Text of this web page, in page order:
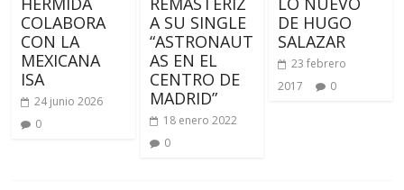
COLABORA
CON LA
MEXICANA
ISA
24 junio 2026
0
A SU SINGLE
“ASTRONAUT
AS EN EL
CENTRO DE
MADRID”
18 enero 2022
0
DE HUGO
SALAZAR
23 febrero
2017
0